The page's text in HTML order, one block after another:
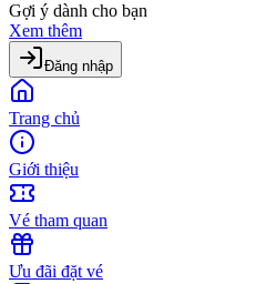
Gợi ý dành cho bạn
Xem thêm
Đăng nhập
Trang chủ
Giới thiệu
Vé tham quan
Ưu đãi đặt vé